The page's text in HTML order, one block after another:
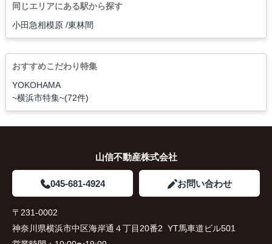
同じエリアにある駅から探す
小田急相模原 東林間
おすすめこだわり特集
YOKOHAMA
~横浜市特集~(72件)
山信不動産株式会社
045-681-4924 お問い合わせ
〒231-0002
神奈川県横浜市中区海岸通４丁目20番2 YT馬車道ビル501